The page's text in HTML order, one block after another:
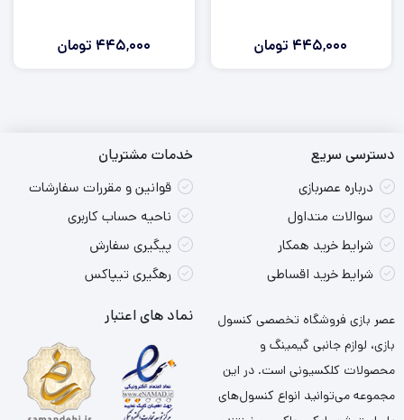
445,000 تومان 445,000 تومان
دسترسی سریع
درباره عصربازی
سوالات متداول
شرایط خرید همکار
شرایط خرید اقساطی
خدمات مشتریان
قوانین و مقررات سفارشات
ناحیه حساب کاربری
پیگیری سفارش
رهگیری تیپاکس
عصر بازی فروشگاه تخصصی کنسول
بازی، لوازم جانبی گیمینگ و
محصولات کلکسیونی است. در این
مجموعه می‌توانید انواع کنسول‌های
نماد های اعتبار